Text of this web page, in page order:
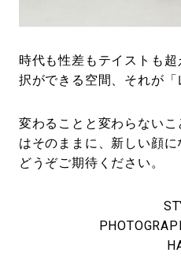
時代も性差もテイストも
択ができる空間、それが「
変わることと変わらない
はそのままに、新しい顔
どうぞご期待ください。